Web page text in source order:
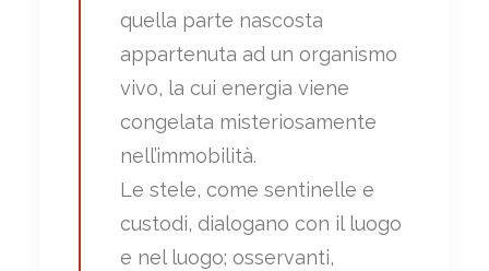
quella parte nascosta
appartenuta ad un organismo
vivo, la cui energia viene
congelata misteriosamente
nell’immobilità.
Le stele, come sentinelle e
custodi, dialogano con il luogo
e nel luogo; osservanti,